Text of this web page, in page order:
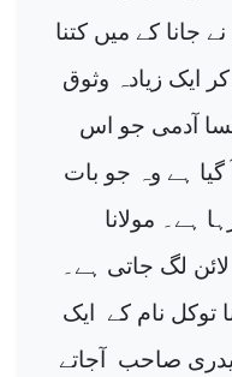
جانا کے میں کتنا
ایک زیادہ وثوق
آدمی جو اس
ہے وہ جو بات
ہے۔ مولانا
لائن لگ جاتی ہے۔
توکل نام کے
ایک
صاحب
آجاتے